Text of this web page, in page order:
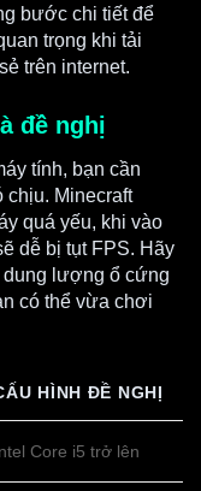
bước chi tiết để
trọng khi tải
trên internet.
đề nghị
tính, bạn cần
chịu. Minecraft
quá yếu, khi vào
dễ bị tụt FPS. Hãy
dung lượng ổ cứng
có thể vừa chơi
HÌNH ĐỀ NGHỊ
Core i5 trở lên